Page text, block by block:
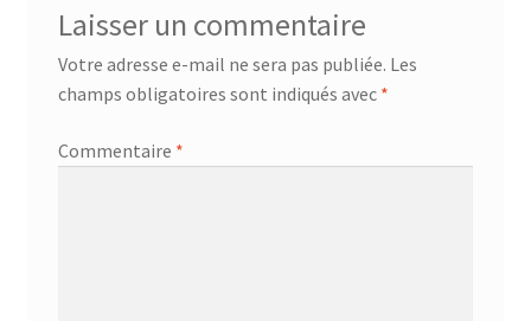
Laisser un commentaire
Votre adresse e-mail ne sera pas publiée. Les
champs obligatoires sont indiqués avec *
Commentaire *